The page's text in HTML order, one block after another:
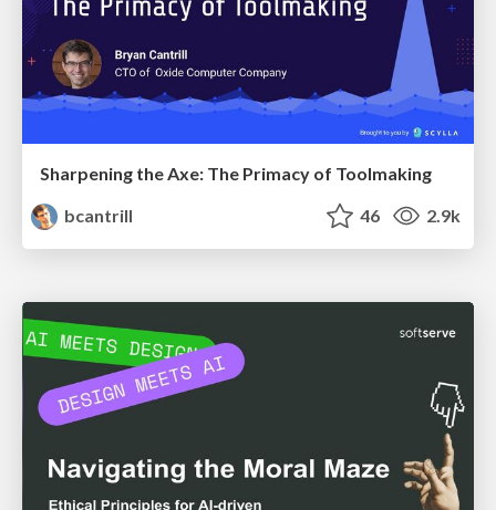
Sharpening the Axe: The Primacy of Toolmaking
bcantrill
46 2.9k